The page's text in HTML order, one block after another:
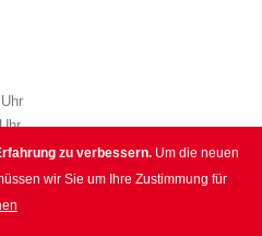
zu verbessern. Um die neuen
wir Sie um Ihre Zustimmung für